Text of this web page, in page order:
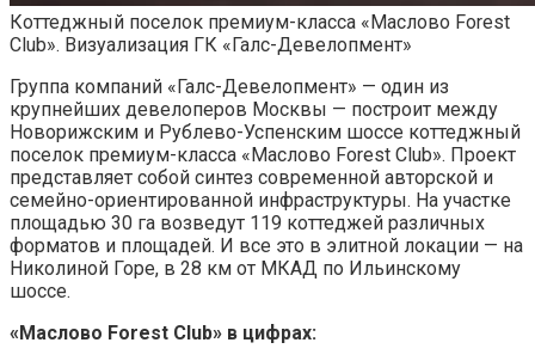
Коттеджный поселок премиум-класса «Маслово Forest
Club». Визуализация ГК «Галс-Девелопмент»
Группа компаний «Галс-Девелопмент» — один из
крупнейших девелоперов Москвы — построит между
Новорижским и Рублево-Успенским шоссе коттеджный
поселок премиум-класса «Маслово Forest Club». Проект
представляет собой синтез современной авторской и
семейно-ориентированной инфраструктуры. На участке
площадью 30 га возведут 119 коттеджей различных
форматов и площадей. И все это в элитной локации — на
Николиной Горе, в 28 км от МКАД по Ильинскому
шоссе.
«Маслово Forest Club» в цифрах: